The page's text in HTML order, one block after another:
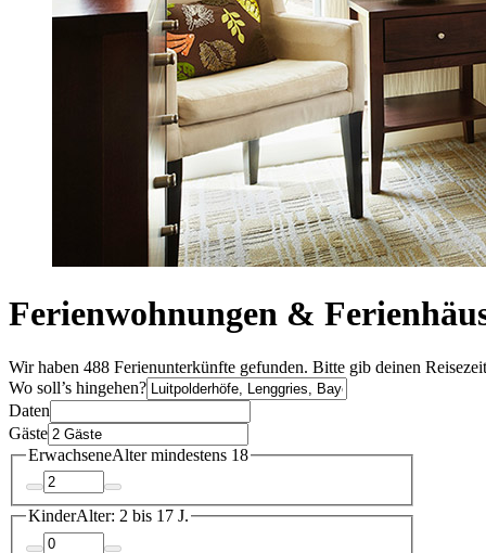
Ferienwohnungen &
Wir haben 488 Ferienunterkünfte gefunden. Bitte gib deinen
Wo soll’s hingehen?
Daten
Gäste
ErwachseneAlter mindestens 18
KinderAlter: 2 bis 17 J.